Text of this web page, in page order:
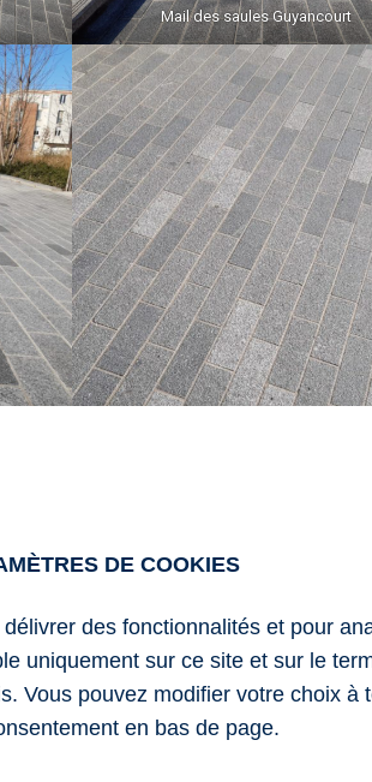
Mail des saules Guyancourt
DE COOKIES
des fonctionnalités et pour
uniquement sur ce site et sur le
Vous pouvez modifier votre choix à
en bas de page.